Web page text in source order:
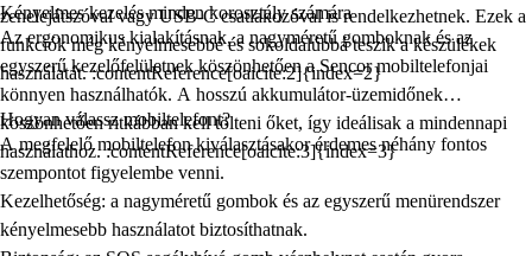
zenelejátszóval vagy USB-C csatlakozóval is rendelkezhetnek. Ezek a
funkciók még kényelmesebbé és sokoldalúbbá teszik a készülékek
használatát. :contentReference[oaicite:2]{index=2}
Kényelmes kezelés minden korosztály számára
Az ergonomikus kialakításnak, a nagyméretű gomboknak és az
egyszerű kezelőfelületnek köszönhetően aSencor mobiltelefonjai
könnyen használhatók. A hosszú akkumulátor-üzemidőnek
köszönhetően ritkábban kell tölteni őket, így ideálisak a mindennapi
használathoz. :contentReference[oaicite:3]{index=3}
Hogyan válassz mobiltelefont?
A megfelelő mobiltelefon kiválasztásakor érdemes néhány fontos
szempontot figyelembe venni.
Kezelhetőség: a nagyméretű gombok és az egyszerű menürendszer
kényelmesebb használatot biztosíthatnak.